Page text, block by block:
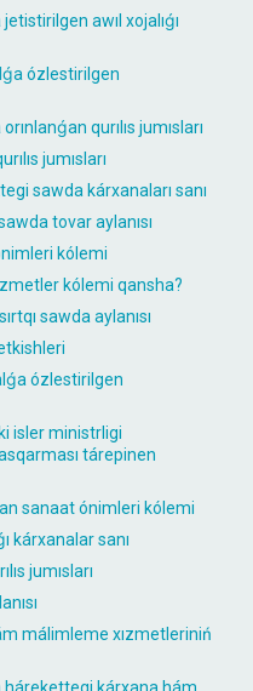
awıl xojalıǵı
ózlestirilgen
qurılıs jumısları
jumısları
sawda kárxanaları sanı
tovar aylanısı
kólemi
kólemi qansha?
sawda aylanısı
ózlestirilgen
isler ministrligi
tárepinen
sanaat ónimleri kólemi
kárxanalar sanı
jumısları
málimleme xızmetleriniń
hárekettegi kárxana hám